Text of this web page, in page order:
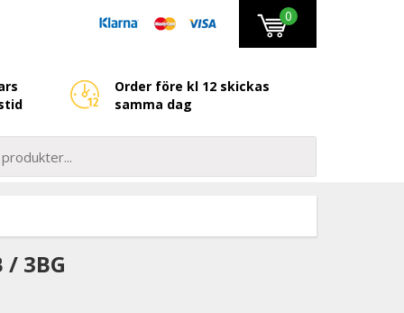
0
Order före kl 12 skickas
samma dag
/ 3BG